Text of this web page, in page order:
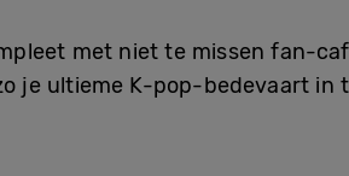
met niet te missen fan-
je ultieme K-pop-bedevaart in